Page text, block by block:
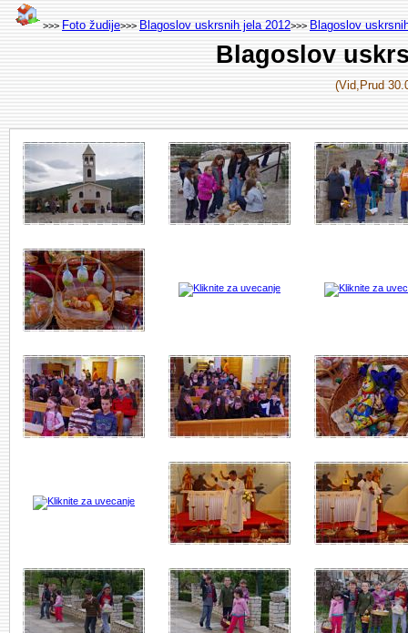
>>> Foto žudije>>> Blagoslov uskrsnih jela 2012>>> Blagoslov
Blagoslov
(Vid,Prud